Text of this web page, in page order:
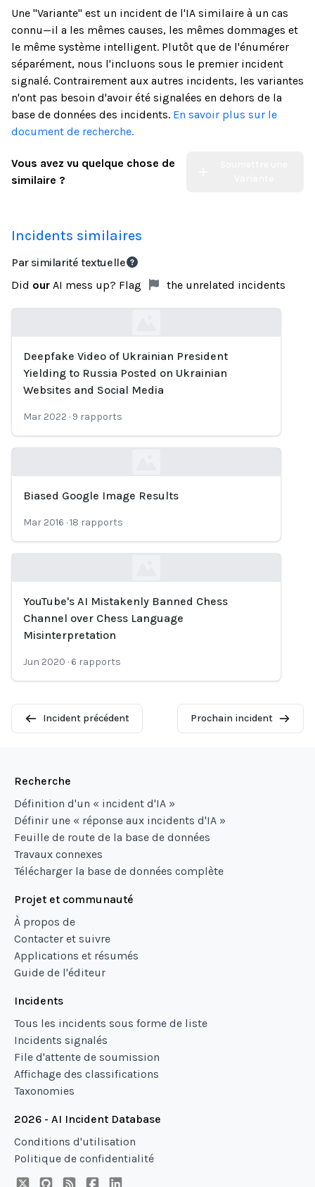
Une "Variante" est un incident de l'IA similaire à un cas
connu—il a les mêmes causes, les mêmes dommages et
le même système intelligent. Plutôt que de l'énumérer
séparément, nous l'incluons sous le premier incident
signalé. Contrairement aux autres incidents, les variantes
n'ont pas besoin d'avoir été signalées en dehors de la
base de données des incidents. En savoir plus sur le
document de recherche.
Vous avez vu quelque chose de
similaire ?
Incidents similaires
Par similarité textuelle
Did our AI mess up? Flag the unrelated incidents
Loading...
Deepfake Video of Ukrainian President
Yielding to Russia Posted on Ukrainian
Websites and Social Media
Mar 2022 · 9 rapports
Biased Google Image Results
Mar 2016 ·18 rapports
Loading...
YouTube's AI Mistakenly Banned Chess
Channel over Chess Language
Misinterpretation
Jun 2020 · 6 rapports
Incident précédent Prochain incident
Recherche
Définition d'un « incident d'IA »
Définir une « réponse aux incidents d'IA »
Feuille de route de la base de données
Travaux connexes
Télécharger la base de données complète
Projet et communauté
À propos de
Contacter et suivre
Applications et résumés
Guide de l'éditeur
Incidents
Tous les incidents sous forme de liste
Incidents signalés
File d'attente de soumission
Affichage des classifications
Taxonomies
2026 - AI Incident Database
Conditions d'utilisation
Politique de confidentialité